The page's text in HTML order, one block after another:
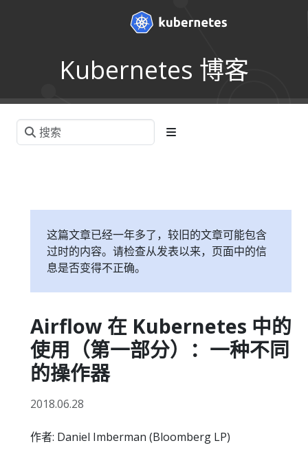
Kubernetes 博客
这篇文章已经一年多了，较旧的文章可能包含
过时的内容。请检查从发表以来，页面中的信
息是否变得不正确。
Airflow 在 Kubernetes 中的
使用（第一部分）：一种不同
的操作器
2018.06.28
作者: Daniel Imberman (Bloomberg LP)